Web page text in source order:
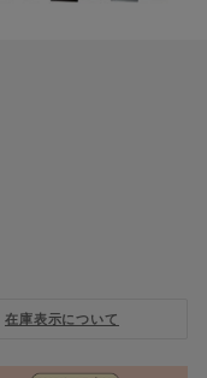
在庫表示について